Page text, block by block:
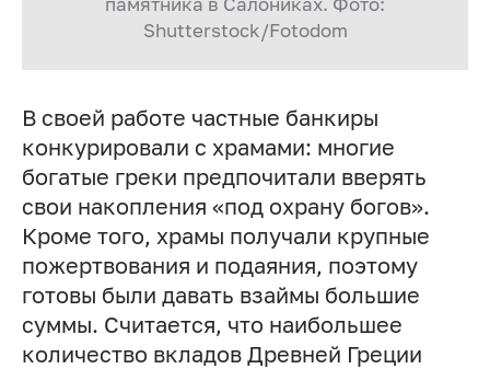
Shutterstock/Fotodom
В своей работе частные банкиры
конкурировали с храмами: многие
богатые греки предпочитали вверять
свои накопления «под охрану богов».
Кроме того, храмы получали крупные
пожертвования и подаяния, поэтому
готовы были давать взаймы большие
суммы. Считается, что наибольшее
количество вкладов Древней Греции